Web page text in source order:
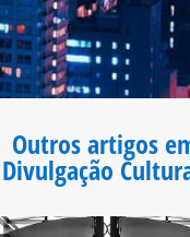
Outros artigos
Divulgação